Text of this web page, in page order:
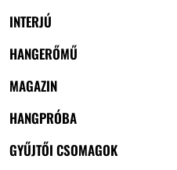
INTERJÚ
HANGERŐMŰ
MAGAZIN
HANGPRÓBA
GYŰJTŐI CSOMAGOK